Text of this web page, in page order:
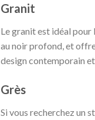
Granit
Le granit est idéal pour
au noir profond, et
design contemporain et
Grès
Si vous recherchez un